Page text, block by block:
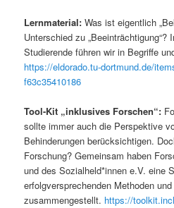
Lernmaterial: Was ist eigentlich
Unterschied zu „Beeinträchtigung“?
Studierende führen wir in Begriffe
https://eldorado.tu-dortmund.de/
f63c35410186
Tool-Kit „inklusives Forschen“:
sollte immer auch die Perspektive
Behinderungen berücksichtigen.
Forschung? Gemeinsam haben
und des Sozialheld*innen e.V. eine
erfolgversprechenden Methoden
zusammengestellt. https://